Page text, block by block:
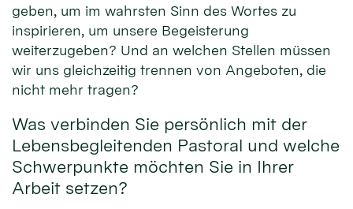
geben, um im wahrsten Sinn des Wortes zu
inspirieren, um unsere Begeisterung
weiterzugeben? Und an welchen Stellen müssen
wir uns gleichzeitig trennen von Angeboten, die
nicht mehr tragen?
Was verbinden Sie persönlich mit der
Lebensbegleitenden Pastoral und welche
Schwerpunkte möchten Sie in Ihrer
Arbeit setzen?